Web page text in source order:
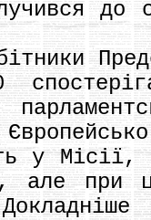
до
у Місії,
але при